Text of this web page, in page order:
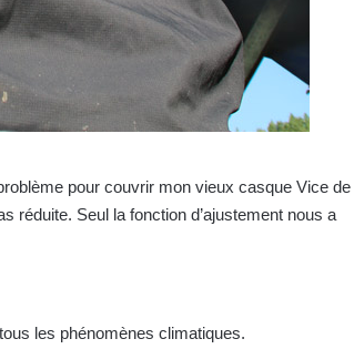
pour couvrir mon vieux casque Vice de
réduite. Seul la fonction d’ajustement nous a
les phénomènes climatiques.